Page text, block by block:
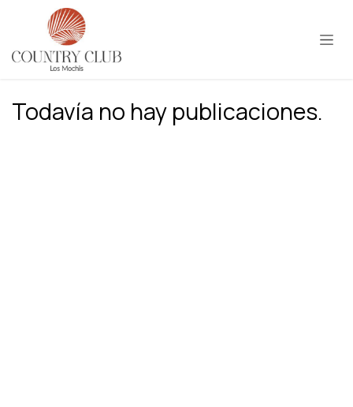
Ir al contenido
Todavía no hay publicaciones.